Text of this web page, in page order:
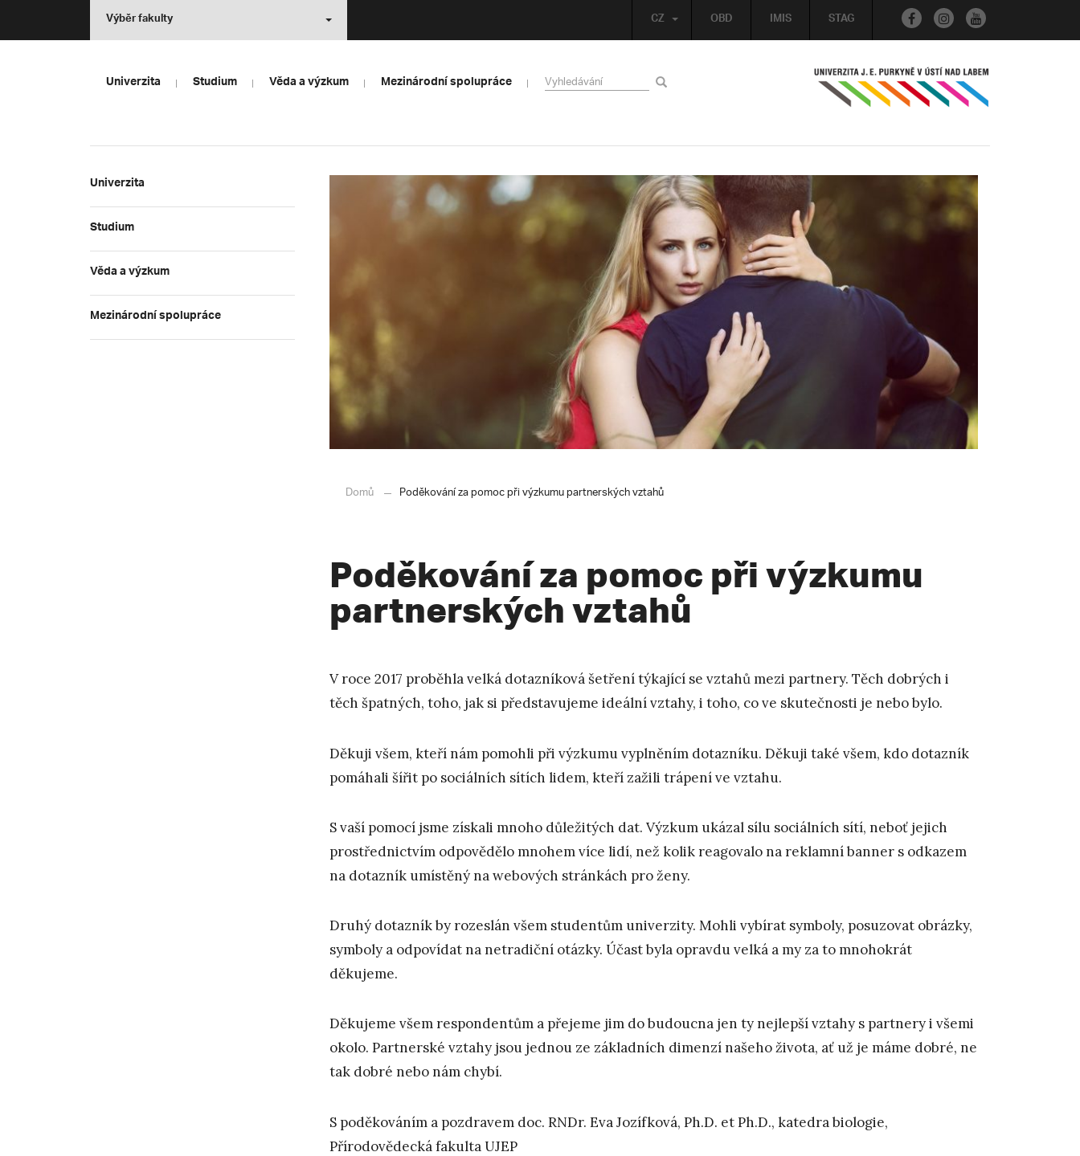
OBD IMIS STAG
CZ
Výběr fakulty
Univerzita Studium Věda a výzkum Mezinárodní spolupráce
Univerzita
Studium
Věda a výzkum
Mezinárodní spolupráce
Domů Poděkování za pomoc při výzkumu partnerských vztahů
Poděkování za pomoc při výzkumu
partnerských vztahů
V roce 2017 proběhla velká dotazníková šetření týkající se vztahů mezi partnery. Těch dobrých i
těch špatných, toho, jak si představujeme ideální vztahy, i toho, co ve skutečnosti je nebo bylo.
Děkuji všem, kteří nám pomohli při výzkumu vyplněním dotazníku. Děkuji také všem, kdo dotazník
pomáhali šířit po sociálních sítích lidem, kteří zažili trápení ve vztahu.
S vaší pomocí jsme získali mnoho důležitých dat. Výzkum ukázal sílu sociálních sítí, neboť jejich
prostřednictvím odpovědělo mnohem více lidí, než kolik reagovalo na reklamní banner s odkazem
na dotazník umístěný na webových stránkách pro ženy.
Druhý dotazník by rozeslán všem studentům univerzity. Mohli vybírat symboly, posuzovat obrázky,
symboly a odpovídat na netradiční otázky. Účast byla opravdu velká a my za to mnohokrát
děkujeme.
Děkujeme všem respondentům a přejeme jim do budoucna jen ty nejlepší vztahy s partnery i všemi
okolo. Partnerské vztahy jsou jednou ze základních dimenzí našeho života, ať už je máme dobré, ne
tak dobré nebo nám chybí.
S poděkováním a pozdravem doc. RNDr. Eva Jozífková, Ph.D. et Ph.D., katedra biologie,
Přírodovědecká fakulta UJEP